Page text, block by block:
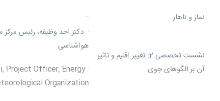
نماز و ناهار
–
نشست تخصصی 2: تغییر اقلیم و تاثیر
آن بر الگوهای جوی
· دکتر احد وظیفه، رئیس
هواشناسی
Project Officer, Energy
Organization